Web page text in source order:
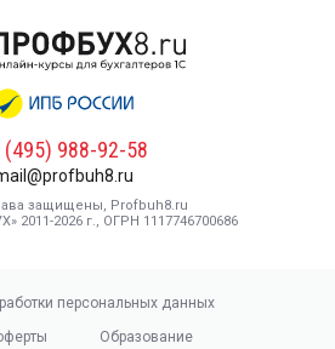
(495) 988-92-58
защищены, Profbuh8.ru
2011-2026 г., ОГРН 1117746700686
персональных данных
Образование